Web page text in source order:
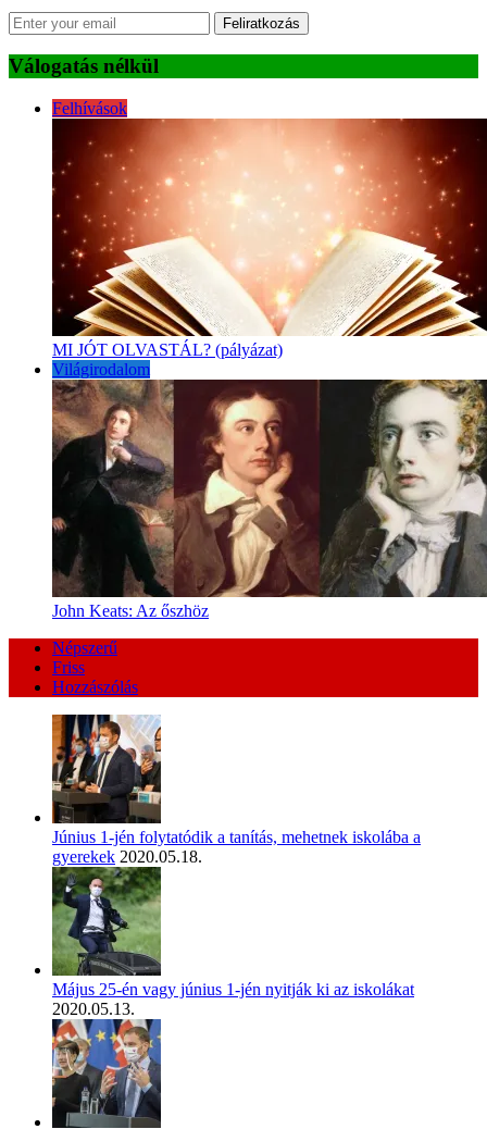
Feliratkozás
Válogatás nélkül
Felhívások
MI JÓT OLVASTÁL? (pályázat)
Világirodalom
John Keats: Az őszhöz
Népszerű
Friss
Hozzászólás
Június 1-jén folytatódik a tanítás, mehetnek iskolába a
gyerekek 2020.05.18.
Május 25-én vagy június 1-jén nyitják ki az iskolákat
2020.05.13.